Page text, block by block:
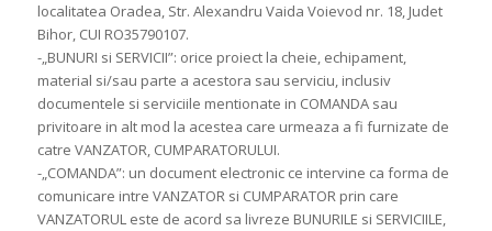
localitatea Oradea, Str. Alexandru Vaida Voievod nr. 18, Judet
Bihor, CUI RO35790107.
-„BUNURI si SERVICII”: orice proiect la cheie, echipament,
material si/sau parte a acestora sau serviciu, inclusiv
documentele si serviciile mentionate in COMANDA sau
privitoare in alt mod la acestea care urmeaza a fi furnizate de
catre VANZATOR, CUMPARATORULUI.
-„COMANDA”: un document electronic ce intervine ca forma de
comunicare intre VANZATOR si CUMPARATOR prin care
VANZATORUL este de acord sa livreze BUNURILE si SERVICIILE,